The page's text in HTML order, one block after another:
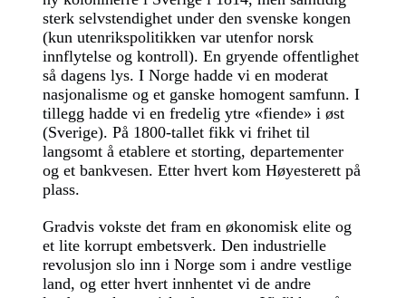
sterk selvstendighet under den svenske kongen
(kun utenrikspolitikken var utenfor norsk
innflytelse og kontroll). En gryende offentlighet
så dagens lys. I Norge hadde vi en moderat
nasjonalisme og et ganske homogent samfunn. I
tillegg hadde vi en fredelig ytre «fiende» i øst
(Sverige). På 1800-tallet fikk vi frihet til
langsomt å etablere et storting, departementer
og et bankvesen. Etter hvert kom Høyesterett på
plass.
Gradvis vokste det fram en økonomisk elite og
et lite korrupt embetsverk. Den industrielle
revolusjon slo inn i Norge som i andre vestlige
land, og etter hvert innhentet vi de andre